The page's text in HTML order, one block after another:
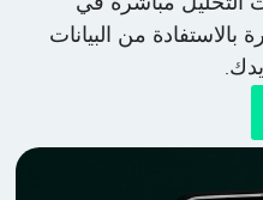
من البيانات